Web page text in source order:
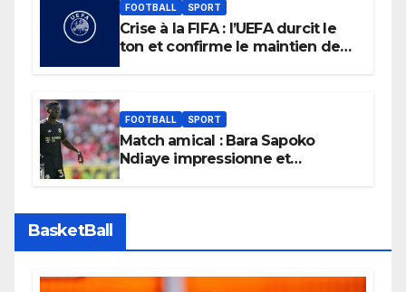
FOOTBALL SPORT
Crise à la FIFA : l’UEFA durcit le
ton et confirme le maintien de
FOOTBALL SPORT
Match amical : Bara Sapoko
Ndiaye impressionne et
BasketBall